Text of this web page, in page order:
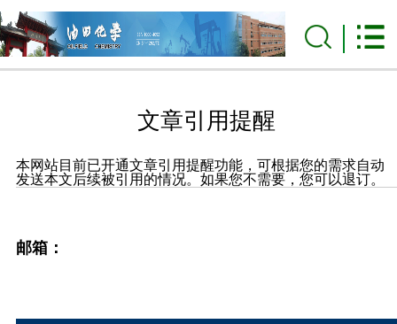
文章引用提醒
本网站目前已开通文章引用提醒功能，可根据您的需求自动
发送本文后续被引用的情况。如果您不需要，您可以退订。
邮箱：